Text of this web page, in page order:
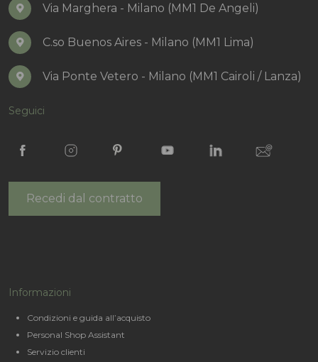
Via Marghera - Milano (MM1 De Angeli)
C.so Buenos Aires - Milano (MM1 Lima)
Via Ponte Vetero - Milano (MM1 Cairoli / Lanza)
Seguici
Recedi dal contratto
Informazioni
Condizioni e guida all’acquisto
Personal Shop Assistant
Servizio clienti